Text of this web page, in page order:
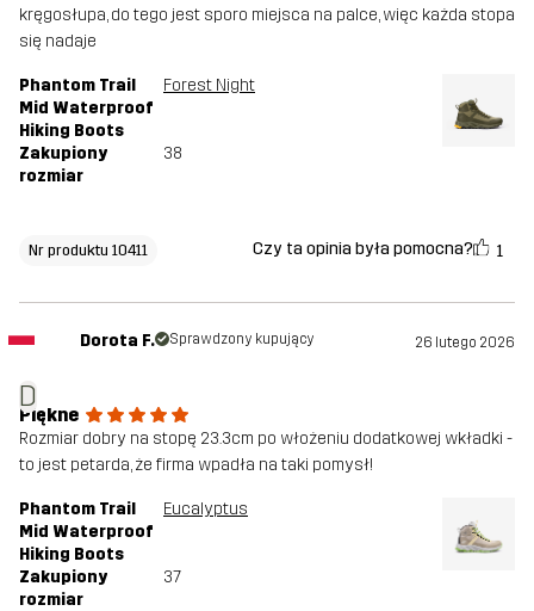
kręgosłupa, do tego jest sporo miejsca na palce, więc każda stopa
się nadaje
Phantom Trail
Mid Waterproof
Hiking Boots
Forest Night
Zakupiony
rozmiar
38
Nr produktu 10411 Czy ta opinia była pomocna? 1
D
Dorota F. Sprawdzony kupujący 26 lutego 2026
Piękne
Rozmiar dobry na stopę 23.3cm po włożeniu dodatkowej wkładki -
to jest petarda, że firma wpadła na taki pomysł!
Phantom Trail
Mid Waterproof
Hiking Boots
Eucalyptus
Zakupiony
rozmiar
37